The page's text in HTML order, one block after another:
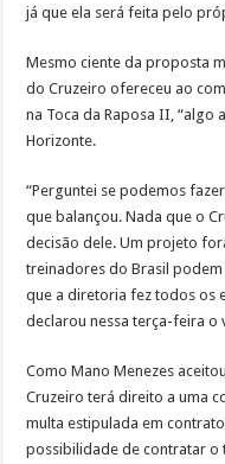
já que ela será feita pelo
Mesmo ciente da proposta
do Cruzeiro ofereceu ao
na Toca da Raposa II, “algo
Horizonte.
“Perguntei se podemos
que balançou. Nada que o
decisão dele. Um projeto
treinadores do Brasil podem
que a diretoria fez todos os
declarou nessa terça-feira o
Como Mano Menezes
Cruzeiro terá direito a uma
multa estipulada em
possibilidade de contratar o